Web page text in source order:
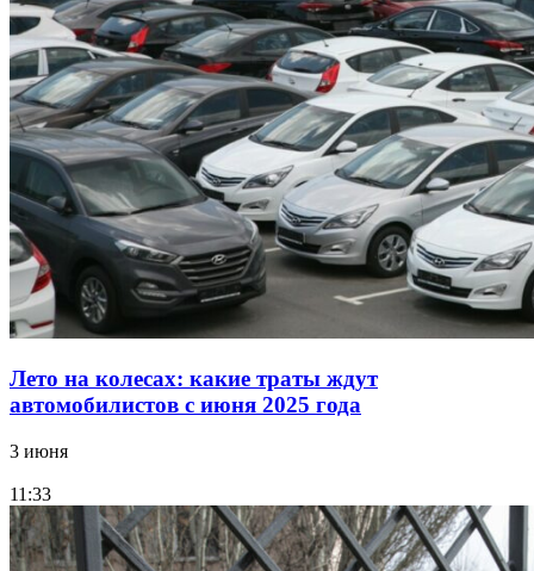
Лето на колесах: какие траты ждут
автомобилистов с июня 2025 года
3 июня
11:33